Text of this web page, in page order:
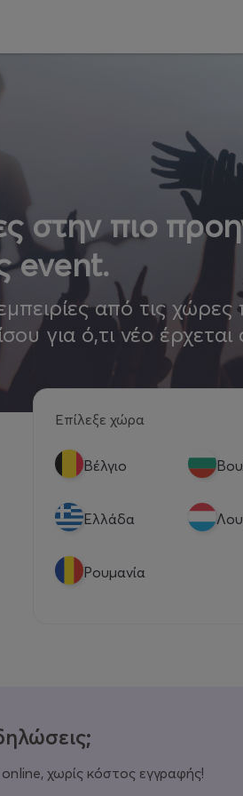
στην πιο
event.
από τις
για ό,τι νέο
Επίλεξε χώρα
Βέλγιο
Eλλάδα
Ρουμανία
χωρίς κόστος εγγραφής!